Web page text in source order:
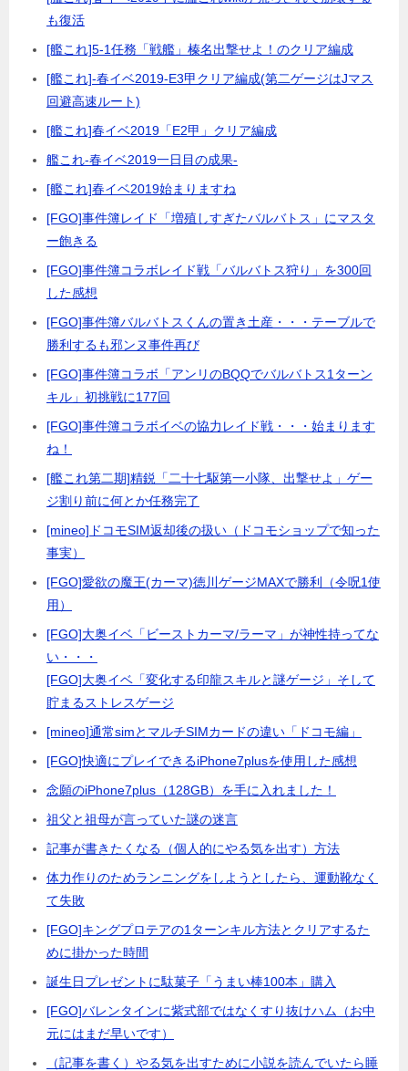
も復活
[艦これ]5-1任務「戦艦」榛名出撃せよ！のクリア編成
[艦これ]-春イベ2019-E3甲クリア編成(第二ゲージはJマス
回避高速ルート)
[艦これ]春イベ2019「E2甲」クリア編成
艦これ-春イベ2019一日目の成果-
[艦これ]春イベ2019始まりますね
[FGO]事件簿レイド「増殖しすぎたバルバトス」にマスタ
ー飽きる
[FGO]事件簿コラボレイド戦「バルバトス狩り」を300回
した感想
[FGO]事件簿バルバトスくんの置き土産・・・テーブルで
勝利するも邪ンヌ事件再び
[FGO]事件簿コラボ「アンリのBQQでバルバトス1ターン
キル」初挑戦に177回
[FGO]事件簿コラボイベの協力レイド戦・・・始まります
ね！
[艦これ第二期]精鋭「二十七駆第一小隊、出撃せよ」ゲー
ジ割り前に何とか任務完了
[mineo]ドコモSIM返却後の扱い（ドコモショップで知った
事実）
[FGO]愛欲の魔王(カーマ)徳川ゲージMAXで勝利（令呪1使
用）
[FGO]大奥イベ「ビーストカーマ/ラーマ」が神性持ってな
い・・・
[FGO]大奥イベ「変化する印龍スキルと謎ゲージ」そして
貯まるストレスゲージ
[mineo]通常simとマルチSIMカードの違い「ドコモ編」
[FGO]快適にプレイできるiPhone7plusを使用した感想
念願のiPhone7plus（128GB）を手に入れました！
祖父と祖母が言っていた謎の迷言
記事が書きたくなる（個人的にやる気を出す）方法
体力作りのためランニングをしようとしたら、運動靴なく
て失敗
[FGO]キングプロテアの1ターンキル方法とクリアするた
めに掛かった時間
誕生日プレゼントに駄菓子「うまい棒100本」購入
[FGO]バレンタインに紫式部ではなくすり抜けハム（お中
元にはまだ早いです）
（記事を書く）やる気を出すために小説を読んでいたら睡